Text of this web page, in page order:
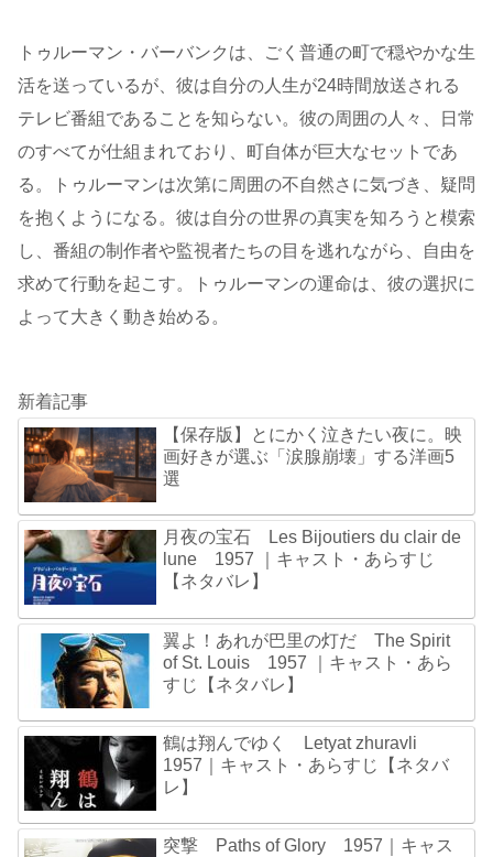
トゥルーマン・バーバンクは、ごく普通の町で穏やかな生
活を送っているが、彼は自分の人生が24時間放送される
テレビ番組であることを知らない。彼の周囲の人々、日常
のすべてが仕組まれており、町自体が巨大なセットであ
る。トゥルーマンは次第に周囲の不自然さに気づき、疑問
を抱くようになる。彼は自分の世界の真実を知ろうと模索
し、番組の制作者や監視者たちの目を逃れながら、自由を
求めて行動を起こす。トゥルーマンの運命は、彼の選択に
よって大きく動き始める。
新着記事
【保存版】とにかく泣きたい夜に。映
画好きが選ぶ「涙腺崩壊」する洋画5
選
月夜の宝石 Les Bijoutiers du clair de
lune 1957 ｜キャスト・あらすじ
【ネタバレ】
翼よ！あれが巴里の灯だ The Spirit
of St. Louis 1957 ｜キャスト・あら
すじ【ネタバレ】
鶴は翔んでゆく Letyat zhuravli
1957｜キャスト・あらすじ【ネタバ
レ】
突撃 Paths of Glory 1957｜キャス